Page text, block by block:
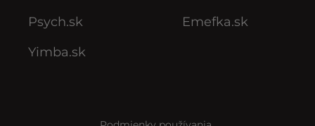
Psych.sk
Yimba.sk
Emefka.sk